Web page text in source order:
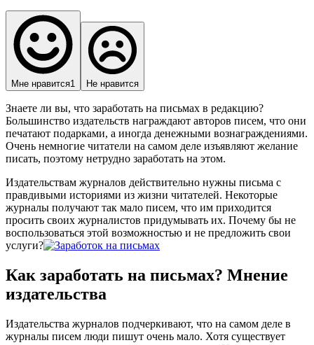
Мне нравится1 Не нравится
Знаете ли вы, что заработать на письмах в редакцию?
Большинство издательств награждают авторов писем, что они
печатают подарками, а иногда денежными вознаграждениями.
Очень немногие читатели на самом деле изъявляют желание
писать, поэтому нетрудно заработать на этом.
Издательствам журналов действительно нужны письма с
правдивыми историями из жизни читателей. Некоторые
журналы получают так мало писем, что им приходится
просить своих журналистов придумывать их. Почему бы не
воспользоваться этой возможностью и не предложить свои
услуги?
Как заработать на письмах? Мнение
издательства
Издательства журналов подчеркивают, что на самом деле в
журналы писем люди пишут очень мало. Хотя существует